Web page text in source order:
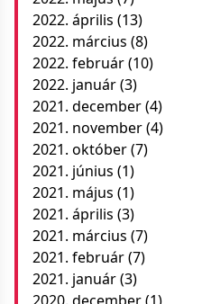
2022. április (13)
2022. március (8)
2022. február(10)
2022. január(3)
2021. december(4)
2021. november(4)
2021. október(7)
2021. június (1)
2021. május (1)
2021. április (3)
2021. március (7)
2021. február(7)
2021. január(3)
2020. december(1)